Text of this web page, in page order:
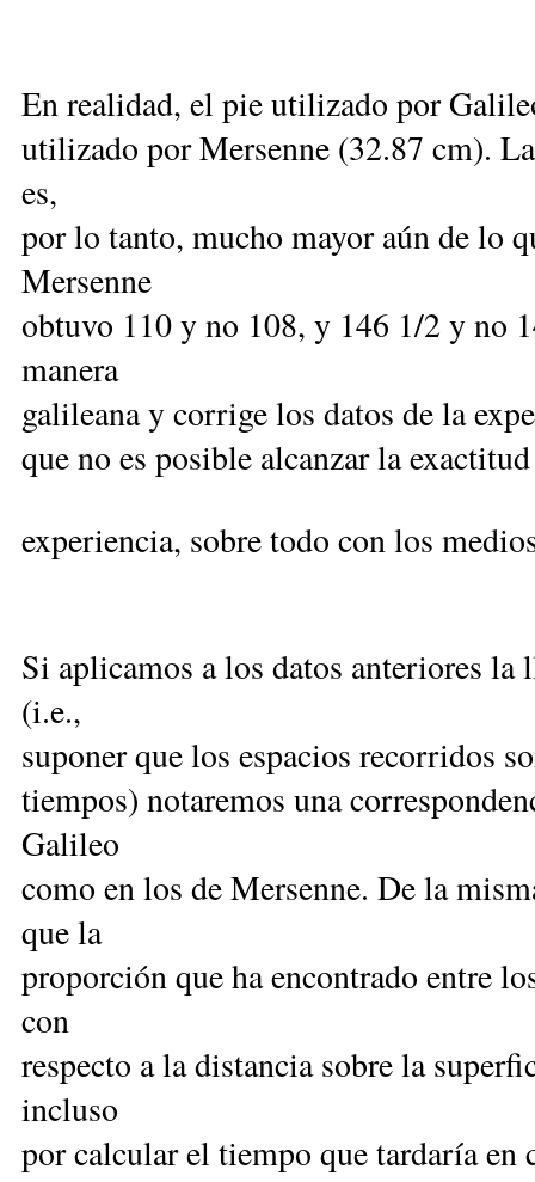
En realidad, el pie utilizado por
utilizado por Mersenne (32.87 cm).
es,
por lo tanto, mucho mayor aún de lo
Mersenne
obtuvo 110 y no 108, y 146 1/2 y no
manera
galileana y corrige los datos de la
que no es posible alcanzar la
experiencia, sobre todo con los
Si aplicamos a los datos anteriores
(i.e.,
suponer que los espacios recorridos
tiempos) notaremos una
Galileo
como en los de Mersenne. De la
que la
proporción que ha encontrado entre
con
respecto a la distancia sobre la
incluso
por calcular el tiempo que tardaría en